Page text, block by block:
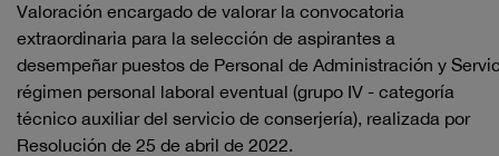
Valoración encargado de valorar la convocatoria
extraordinaria para la selección de aspirantes a
desempeñar puestos de Personal de Administración y
régimen personal laboral eventual (grupo IV - categoría
técnico auxiliar del servicio de conserjería), realizada por
Resolución de 25 de abril de 2022.